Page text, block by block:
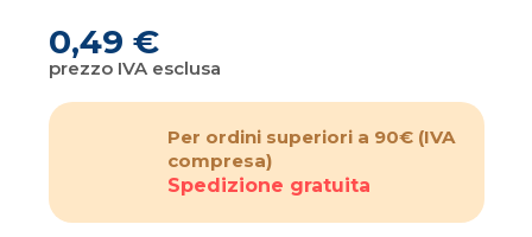
0,49 €
prezzo IVA esclusa
Per ordini superiori a 90€ (IVA
compresa)
Spedizione gratuita